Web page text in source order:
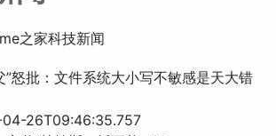
之家科技新闻
”怒批：文件系统大小写不敏感是天大错
26T09:46:35.757